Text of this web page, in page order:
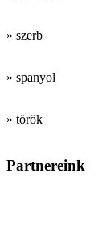
» szerb
» spanyol
» török
Partnereink